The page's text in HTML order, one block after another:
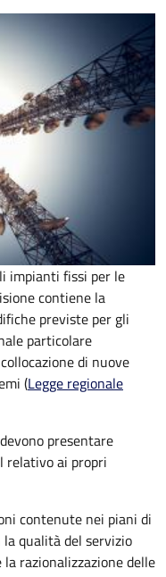
impianti fissi per le
contiene la
previste per gli
particolare
di nuove
(Legge regionale
presentare
relativo ai propri
contenute nei piani di
qualità del servizio
razionalizzazione delle